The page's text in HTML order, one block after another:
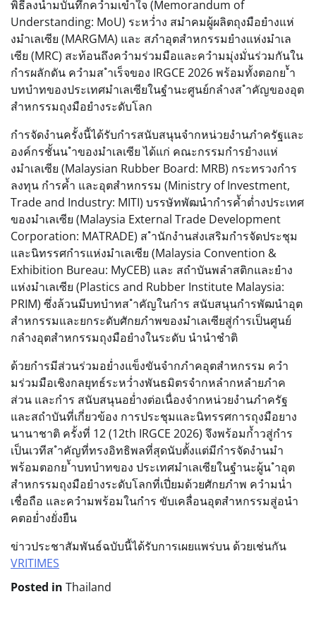
พิธีลงนำมบันทึกควำมเข้ำใจ (Memorandum of
Understanding: MoU) ระหว่ำง สมำคมผู้ผลิตถุงมือยำงแห่
งมำเลเซีย (MARGMA) และ สภำอุตสำหกรรมยำงแห่งมำเล
เซีย (MRC) สะท้อนถึงควำมร่วมมือและควำมมุ่งมั่นร่วมกันใน
กำรผลักดัน ควำมส ำเร็จของ IRGCE 2026 พร้อมทั้งตอกย ้ำ
บทบำทของประเทศมำเลเซียในฐำนะศูนย์กลำงส ำคัญของอุต
สำหกรรมถุงมือยำงระดับโลก
กำรจัดงำนครั้งนี้ได้รับกำรสนับสนุนจำกหน่วยงำนภำครัฐและ
องค์กรชั้นน ำของมำเลเซีย ได้แก่ คณะกรรมกำรยำงแห่
งมำเลเซีย (Malaysian Rubber Board: MRB) กระทรวงกำร
ลงทุน กำรค้ำ และอุตสำหกรรม (Ministry of Investment,
Trade and Industry: MITI) บรรษัทพัฒนำกำรค้ำต่ำงประเทศ
ของมำเลเซีย (Malaysia External Trade Development
Corporation: MATRADE) ส ำนักงำนส่งเสริมกำรจัดประชุม
และนิทรรศกำรแห่งมำเลเซีย (Malaysia Convention &
Exhibition Bureau: MyCEB) และ สถำบันพลำสติกและยำง
แห่งมำเลเซีย (Plastics and Rubber Institute Malaysia:
PRIM) ซึ่งล้วนมีบทบำทส ำคัญในกำร สนับสนุนกำรพัฒนำอุต
สำหกรรมและยกระดับศักยภำพของมำเลเซียสู่กำรเป็นศูนย์
กลำงอุตสำหกรรมถุงมือยำงในระดับ นำนำชำติ
ด้วยกำรมีส่วนร่วมอย่ำงแข็งขันจำกภำคอุตสำหกรรม ควำ
มร่วมมือเชิงกลยุทธ์ระหว่ำงพันธมิตรจำกหลำกหลำยภำค
ส่วน และกำร สนับสนุนอย่ำงต่อเนื่องจำกหน่วยงำนภำครัฐ
และสถำบันที่เกี่ยวข้อง การประชุมและนิทรรศการถุงมือยาง
นานาชาติ ครั้งที่ 12 (12th IRGCE 2026) จึงพร้อมก้ำวสู่กำร
เป็นเวทีส ำคัญที่ทรงอิทธิพลที่สุดนับตั้งแต่มีกำรจัดงำนมำ
พร้อมตอกย ้ำบทบำทของ ประเทศมำเลเซียในฐำนะผู้น ำอุต
สำหกรรมถุงมือยำงระดับโลกที่เปี่ยมด้วยศักยภำพ ควำมน่ำ
เชื่อถือ และควำมพร้อมในกำร ขับเคลื่อนอุตสำหกรรมสู่อนำ
คตอย่ำงยั่งยืน
ข่าวประชาสัมพันธ์ฉบับนี้ได้รับการเผยแพร่บน ด้วยเช่นกัน
VRITIMES
Posted in Thailand